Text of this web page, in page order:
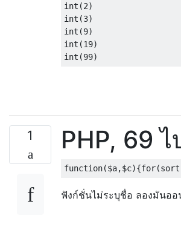
int(2)
int(3)
int(9)
int(19)
1 PHP, 69 ไ
function($a,$c){for(sort
ฟังก์ชั่นไม่ระบุชื่อ ลองมันออ